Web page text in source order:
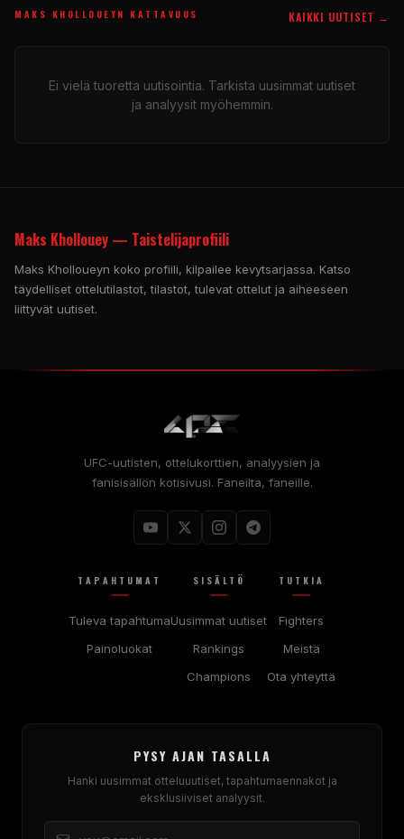
MAKS KHOLLOUEYN KATTAVUUS KAIKKI UUTISET →
Ei vielä tuoretta uutisointia. Tarkista uusimmat uutiset
ja analyysit myöhemmin.
Maks Khollouey — Taistelijaprofiili
Maks Kholloueyn koko profiili, kilpailee kevytsarjassa. Katso
täydelliset ottelutilastot, tilastot, tulevat ottelut ja aiheeseen
liittyvät uutiset.
UFC-uutisten, ottelukorttien, analyysien ja
fanisisällön kotisivusi. Faneilta, faneille.
TAPAHTUMAT
Tuleva tapahtuma
Painoluokat
SISÄLTÖ
Uusimmat uutiset
Rankings
Champions
TUTKIA
Fighters
Meistä
Ota yhteyttä
PYSY AJAN TASALLA
Hanki uusimmat otteluuutiset, tapahtumaennakot ja
eksklusiiviset analyysit.